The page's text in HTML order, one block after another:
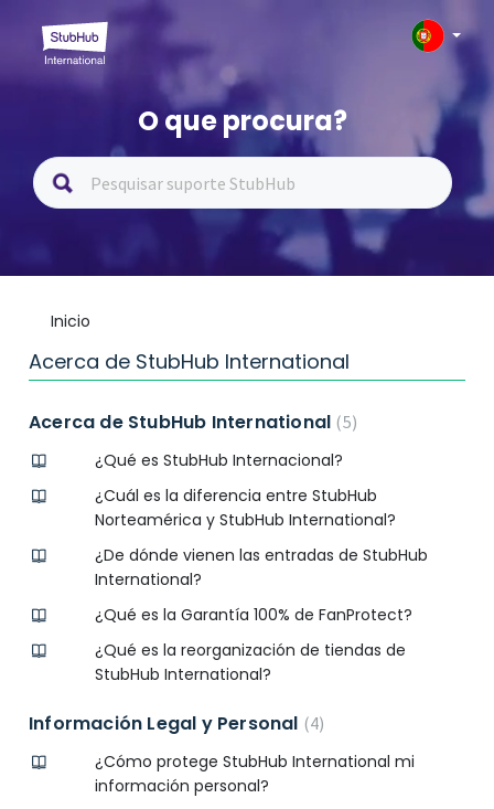
O que procura?
Inicio
Acerca de StubHub International
Acerca de StubHub International 5
¿Qué es StubHub Internacional?
¿Cuál es la diferencia entre StubHub
Norteamérica y StubHub International?
¿De dónde vienen las entradas de StubHub
International?
¿Qué es la Garantía 100% de FanProtect?
¿Qué es la reorganización de tiendas de
StubHub International?
Información Legal y Personal 4
¿Cómo protege StubHub International mi
información personal?